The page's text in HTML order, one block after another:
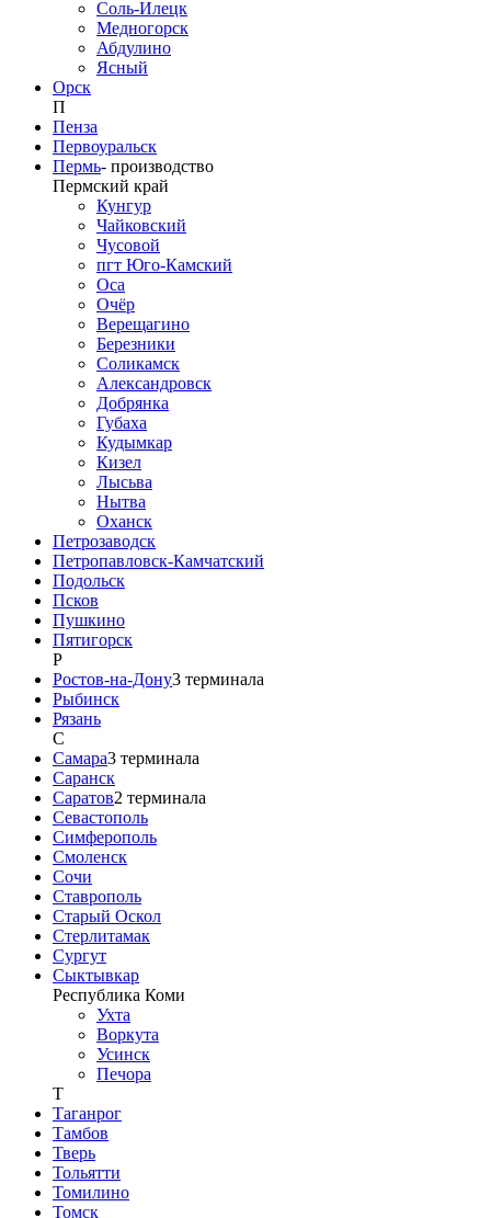
Соль-Илецк
Медногорск
Абдулино
Ясный
Орск
П
Пенза
Первоуральск
Пермь- производство
Пермский край
Кунгур
Чайковский
Чусовой
пгт Юго-Камский
Оса
Очёр
Верещагино
Березники
Соликамск
Александровск
Добрянка
Губаха
Кудымкар
Кизел
Лысьва
Нытва
Оханск
Петрозаводск
Петропавловск-Камчатский
Подольск
Псков
Пушкино
Пятигорск
Р
Ростов-на-Дону3 терминала
Рыбинск
Рязань
С
Самара3 терминала
Саранск
Саратов2 терминала
Севастополь
Симферополь
Смоленск
Сочи
Ставрополь
Старый Оскол
Стерлитамак
Сургут
Сыктывкар
Республика Коми
Ухта
Воркута
Усинск
Печора
Т
Таганрог
Тамбов
Тверь
Тольятти
Томилино
Томск